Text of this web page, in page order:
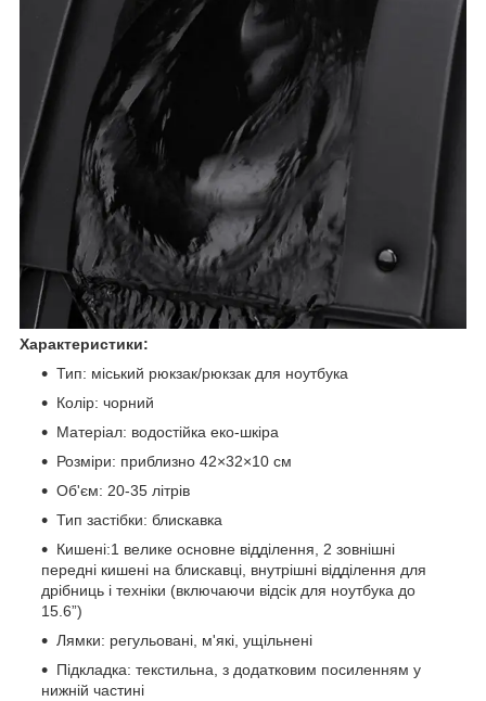
Характеристики:
Тип: міський рюкзак/рюкзак для ноутбука
Колір: чорний
Матеріал: водостійка еко-шкіра
Розміри: приблизно 42×32×10 см
Об'єм: 20-35 літрів
Тип застібки: блискавка
Кишені:1 велике основне відділення, 2 зовнішні
передні кишені на блискавці, внутрішні відділення для
дрібниць і техніки (включаючи відсік для ноутбука до
15.6”)
Лямки: регульовані, м'які, ущільнені
Підкладка: текстильна, з додатковим посиленням у
нижній частині